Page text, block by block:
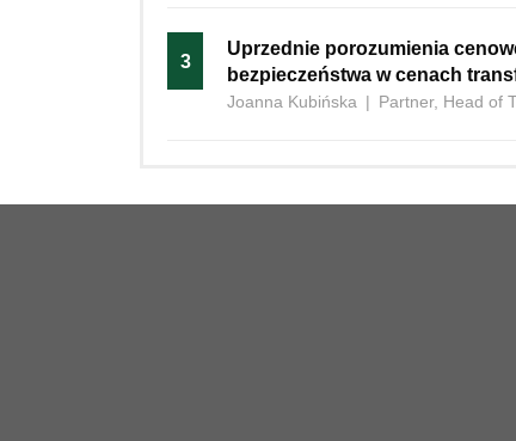
3
Uprzednie porozumienia
bezpieczeństwa w cenach
Joanna Kubińska | Partner, Head of